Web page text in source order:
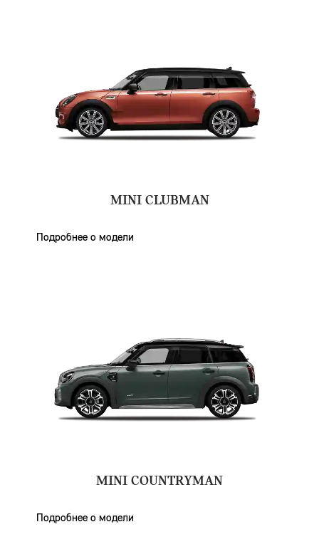
MINI CLUBMAN
Подробнее о модели
MINI COUNTRYMAN
Подробнее о модели